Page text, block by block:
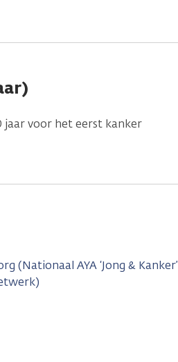
jaar voor het eerst kanker
(Nationaal AYA ‘Jong & Kanker’